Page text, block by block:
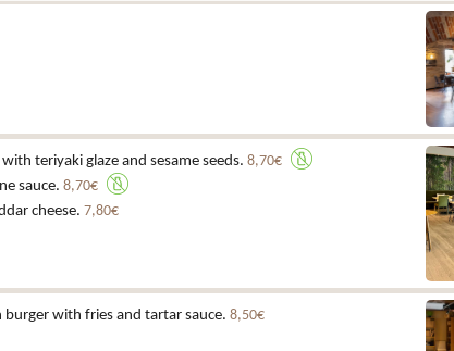
teriyaki glaze and sesame seeds. 8,70€
sauce. 8,70€
cheese. 7,80€
with fries and tartar sauce. 8,50€